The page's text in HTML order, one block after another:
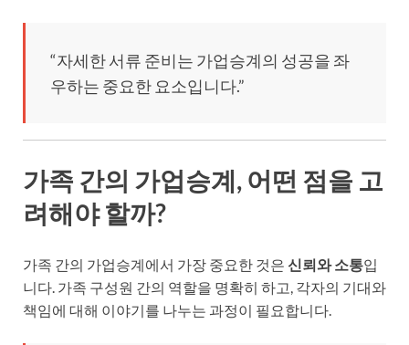
“자세한 서류 준비는 가업승계의 성공을 좌
우하는 중요한 요소입니다.”
가족 간의 가업승계, 어떤 점을 고
려해야 할까?
가족 간의 가업승계에서 가장 중요한 것은 신뢰와 소통입
니다. 가족 구성원 간의 역할을 명확히 하고, 각자의 기대와
책임에 대해 이야기를 나누는 과정이 필요합니다.